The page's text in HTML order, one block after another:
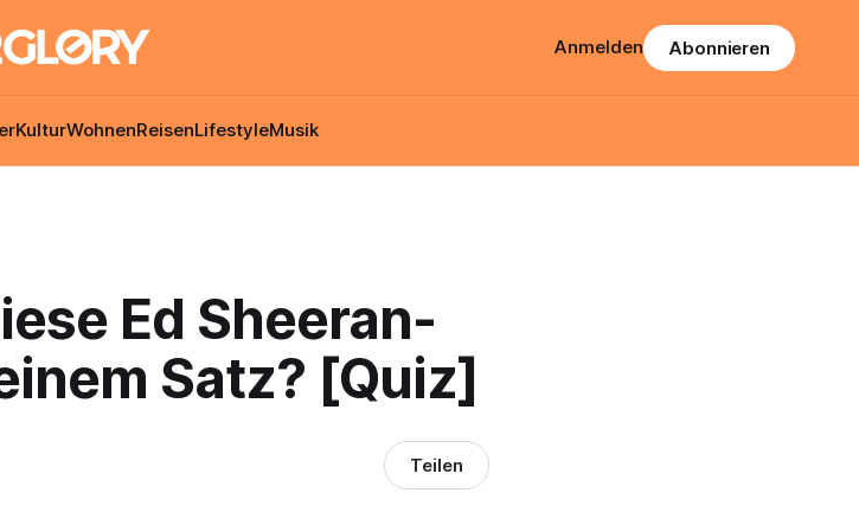
KulturWohnenReisenLifestyleMusik
Anmelden Abonnieren
Ed Sheeran-
Satz? [Quiz]
Teilen